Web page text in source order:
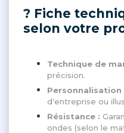
? Fiche
selon votre
Technique de
précision.
Personnalisation
d'entreprise ou
Résistance :
ondes (selon le